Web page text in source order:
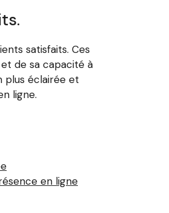
satisfaits. Ces
de sa capacité à
plus éclairée et
ligne.
en ligne